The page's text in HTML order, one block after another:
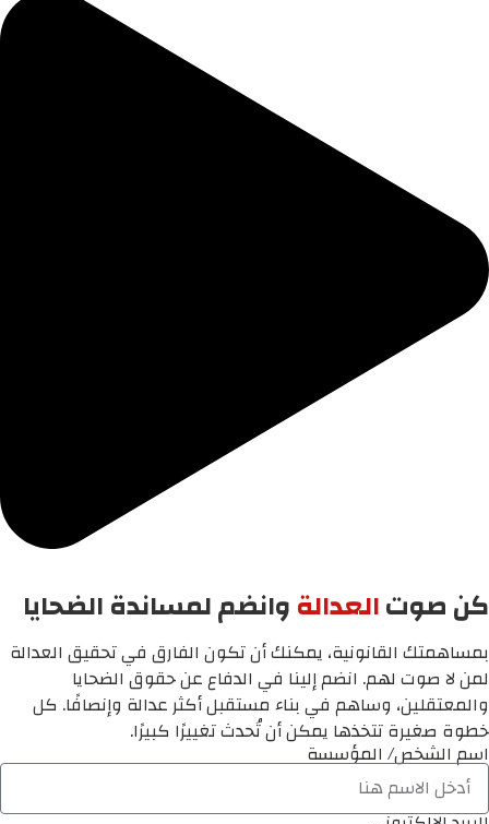
كن صوتالعدالةوانضم لمساندة الضحايا
بمساهمتك القانونية، يمكنك أن تكون الفارق في تحقيق العدالة
لمن لا صوت لهم. انضم إلينا في الدفاع عن حقوق الضحايا
والمعتقلين، وساهم في بناء مستقبل أكثر عدالة وإنصافًا. كل
خطوة صغيرة تتخذها يمكن أن تُحدث تغييرًا كبيرًا.
اسم الشخص/ المؤسسة